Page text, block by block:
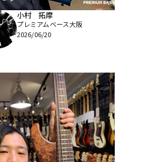
小村 拓摩
プレミアムベース大阪
2026/06/20